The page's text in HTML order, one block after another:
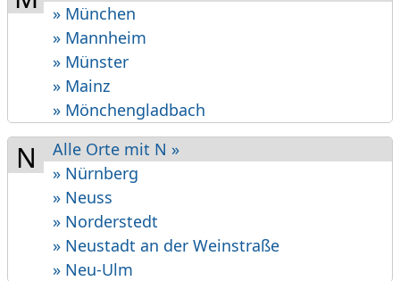
» München
» Mannheim
» Münster
» Mainz
» Mönchen­gladbach
N
Alle Orte mit N »
» Nürnberg
» Neuss
» Norderstedt
» Neustadt an der Weinstraße
» Neu-Ulm